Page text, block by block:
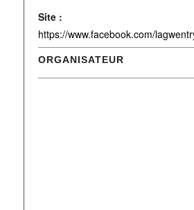
Site :
https://www.facebook.com/
ORGANISATEUR